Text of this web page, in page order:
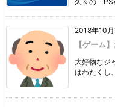
2018年10
【ゲーム
大好物なジ
はわたくし